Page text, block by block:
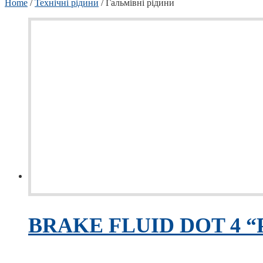
Home /Технічні рідини / Гальмівні рідини
BRAKE FLUID DOT 4